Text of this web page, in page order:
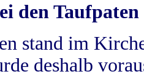
den Taufpaten
stand im
deshalb